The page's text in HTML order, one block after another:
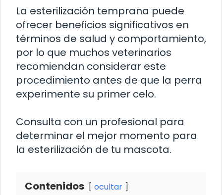
La esterilización temprana puede
ofrecer beneficios significativos en
términos de salud y comportamiento,
por lo que muchos veterinarios
recomiendan considerar este
procedimiento antes de que la perra
experimente su primer celo.
Consulta con un profesional para
determinar el mejor momento para
la esterilización de tu mascota.
Contenidos ocultar